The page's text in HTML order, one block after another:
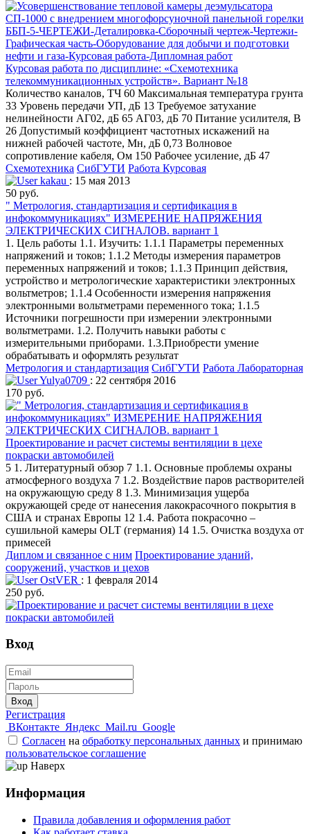
Курсовая работа по дисциплине: «Схемотехника
телекоммуникационных устройств». Вариант №18
Количество каналов, ТЧ 60 Максимальная температура грунта
33 Уровень передачи УП, дБ 13 Требуемое затухание
нелинейности АГ02, дБ 65 АГ03, дБ 70 Питание усилителя, В
26 Допустимый коэффициент частотных искажений на
нижней рабочей частоте, Мн, дБ 0,73 Волновое
сопротивление кабеля, Ом 150 Рабочее усиление, дБ 47
Схемотехника СибГУТИ Работа Курсовая
kakau : 15 мая 2013
50 руб.
" Метрология, стандартизация и сертификация в
инфокоммуникациях" ИЗМЕРЕНИЕ НАПРЯЖЕНИЯ
ЭЛЕКТРИЧЕСКИХ СИГНАЛОВ. вариант 1
1. Цель работы 1.1. Изучить: 1.1.1 Параметры переменных
напряжений и токов; 1.1.2 Методы измерения параметров
переменных напряжений и токов; 1.1.3 Принцип действия,
устройство и метрологические характеристики электронных
вольтметров; 1.1.4 Особенности измерения напряжения
электронными вольтметрами переменного тока; 1.1.5
Источники погрешности при измерении электронными
вольтметрами. 1.2. Получить навыки работы с
измерительными приборами. 1.3.Приобрести умение
обрабатывать и оформлять результат
Метрология и стандартизация СибГУТИ Работа Лабораторная
Yulya0709 : 22 сентября 2016
170 руб.
Проектирование и расчет системы вентиляции в цехе
покраски автомобилей
5 1. Литературный обзор 7 1.1. Основные проблемы охраны
атмосферного воздуха 7 1.2. Воздействие паров растворителей
на окружающую среду 8 1.3. Минимизация ущерба
окружающей среде от нанесения лакокрасочного покрытия в
США и странах Европы 12 1.4. Работа покрасочно –
сушильной камеры OLT (германия) 14 1.5. Очистка воздуха от
примесей
Диплом и связанное с ним Проектирование зданий,
сооружений, участков и цехов
OstVER : 1 февраля 2014
250 руб.
Вход
Вход
Регистрация
ВКонтакте Яндекс Mail.ru Google
Согласен на обработку персональных данных и принимаю
пользовательское соглашение
Наверх
Информация
Правила добавления и оформления работ